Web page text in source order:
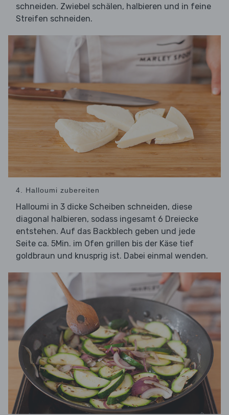
schneiden. Zwiebel schälen, halbieren und in feine
Streifen schneiden.
4. Halloumi zubereiten
Halloumi in 3 dicke Scheiben schneiden, diese
diagonal halbieren, sodass ingesamt 6 Dreiecke
entstehen. Auf das Backblech geben und jede
Seite ca. 5Min. im Ofen grillen bis der Käse tief
goldbraun und knusprig ist. Dabei einmal wenden.